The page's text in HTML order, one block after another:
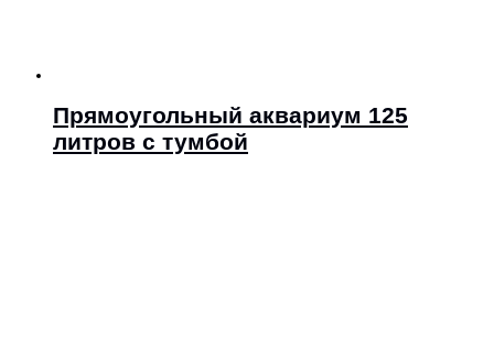
Прямоугольный аквариум 125
литров с тумбой